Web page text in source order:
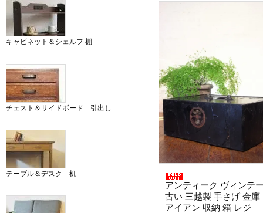
アンティーク ヴィンテージ レト
古い 三越製 手さげ 金庫
アイアン 収納 箱 レジ
キャビネット＆シェルフ 棚
チェスト＆サイドボード 引出し
テーブル＆デスク 机